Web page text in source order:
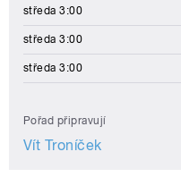
středa 3:00
středa 3:00
středa 3:00
Pořad připravují
Vít Troníček